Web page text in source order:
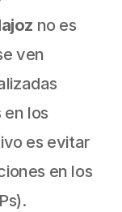
no es
ven
los
es evitar
en los